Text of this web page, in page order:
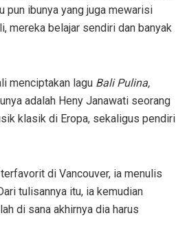
pun ibunya yang juga mewarisi
mereka belajar sendiri dan banyak
menciptakan lagu Bali Pulina,
adalah Heny Janawati seorang
klasik di Eropa, sekaligus pendiri
di Vancouver, ia menulis
tulisannya itu, ia kemudian
di sana akhirnya dia harus